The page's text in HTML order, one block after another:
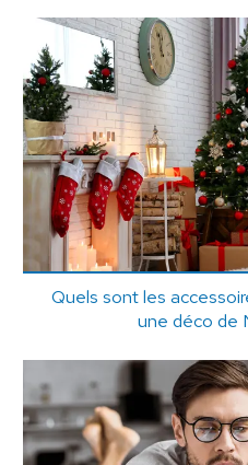
Quels sont les
une déco de